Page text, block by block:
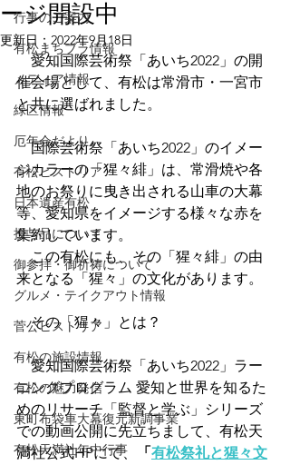
行事のご案内
有松まちブラ情報
メディア情報
緑区情報
厄年会だより
有松ヒストリア
日本遺産有松
授与品について
御参拝・御祈祷について
グルメ・テイクアウト情報
菅公ヒストリア
有松の施設情報
有松の魅力発信
東町布袋車大幕復元新調事業
有松天満社年中行事
ージ開設中
更新日： 2022年9月18日
愛知国際芸術祭「あいち2022」の開
催会場として、有松は常滑市・一宮市
と共に選ばれました。
国際芸術祭「あいち2022」のイメー
ジカラーの「猩々緋」は、常滑焼や各
地のお祭りに曳き出される山車の大幕
等、愛知県をイメージする様々な赤を
集約しています。
この有松にも、その「猩々緋」の由
来となる「猩々」の文化があります。
その「猩々」とは？
愛知国際芸術祭「あいち2022」ラー
ニングプログラム 愛知と世界を知るた
めのリサーチ「監督と学ぶ」シリーズ
での動画公開に先立ちまして、有松天
満社公式HPにて、
「有松祭礼と猩々文